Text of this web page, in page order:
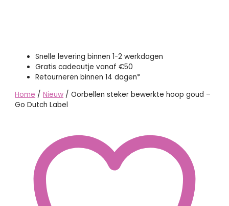
Snelle levering binnen 1-2 werkdagen
Gratis cadeautje vanaf €50
Retourneren binnen 14 dagen*
Home /Nieuw / Oorbellen steker bewerkte hoop goud –
Go Dutch Label